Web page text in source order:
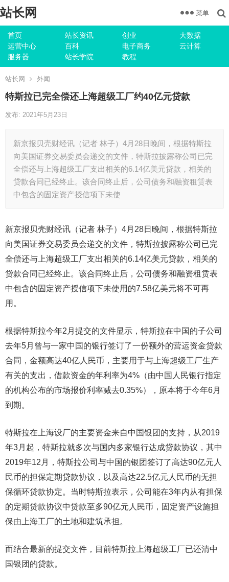
站长网
首页 站长资讯 创业
大数据
运营中心
百科 电子商务
云计算
服务器
站长学院 教程
菜单
站长网 外闻
特斯拉已完全偿还上海超级工厂约40亿元贷款
发布: 2021年5月23日
新京报贝壳财经讯（记者 林子）4月28日晚间，根据特斯拉
向美国证券交易委员会递交的文件，特斯拉披露称公司已完
全偿还与上海超级工厂支出相关的6.14亿美元贷款，相关的
贷款合同已经终止。该合同终止后，公司债务和融资租赁表
中包含的固定资产授信项下未使
新京报贝壳财经讯（记者 林子）4月28日晚间，根据特斯拉
向美国证券交易委员会递交的文件，特斯拉披露称公司已完
全偿还与上海超级工厂支出相关的6.14亿美元贷款，相关的
贷款合同已经终止。该合同终止后，公司债务和融资租赁表
中包含的固定资产授信项下未使用的7.58亿美元将不可再
用。
根据特斯拉今年2月提交的文件显示，特斯拉在中国的子公司
去年5月曾与一家中国的银行签订了一份额外的营运资金贷款
合同，金额高达40亿人民币，主要用于与上海超级工厂生产
有关的支出，借款资金的年利率为4%（由中国人民银行指定
的机构公布的市场报价利率减去0.35%），原本将于今年6月
到期。
特斯拉在上海设厂的主要资金来自中国银团的支持，从2019
年3月起，特斯拉就多次与国内多家银行达成贷款协议，其中
2019年12月，特斯拉公司与中国的银团签订了高达90亿元人
民币的担保定期贷款协议，以及高达22.5亿元人民币的无担
保循环贷款协定。当时特斯拉表示，公司能在3年内从有担保
的定期贷款协议中贷款至多90亿元人民币，固定资产设施担
保由上海工厂的土地和建筑承担。
而结合最新的提交文件，目前特斯拉上海超级工厂已还清中
国银团的贷款。